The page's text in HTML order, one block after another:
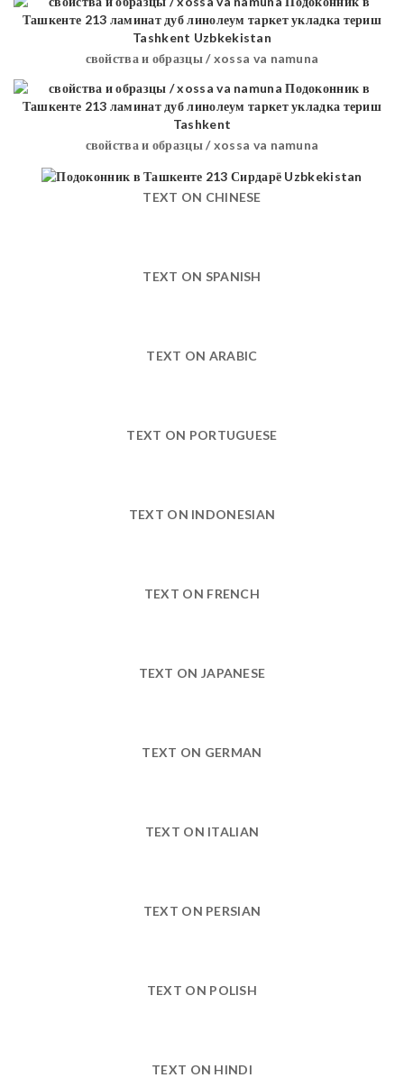
свойства и образцы / xossa va namuna
свойства и образцы / xossa va namuna
TEXT ON CHINESE
TEXT ON SPANISH
TEXT ON ARABIC
TEXT ON PORTUGUESE
TEXT ON INDONESIAN
TEXT ON FRENCH
TEXT ON JAPANESE
TEXT ON GERMAN
TEXT ON ITALIAN
TEXT ON PERSIAN
TEXT ON POLISH
TEXT ON HINDI